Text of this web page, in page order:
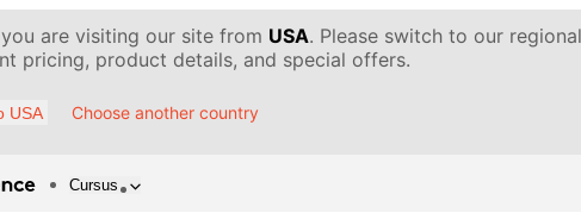
are visiting our site from USA. Please switch to our
pricing, product details, and special offers.
USA Choose another country
Cursus